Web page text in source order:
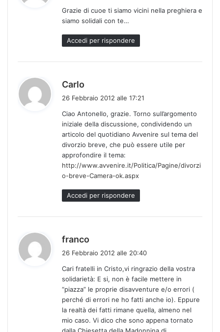
e
t
o
Grazie di cuoe ti siamo vicini nella preghiera e
siamo solidali con te…
Accedi per rispondere
Carlo
e
t
26 Febbraio 2012 alle 17:21
Ciao Antonello, grazie. Torno sull’argomento
iniziale della discussione, condividendo un
articolo del quotidiano Avvenire sul tema del
divorzio breve, che può essere utile per
approfondire il tema:
http://www.avvenire.it/Politica/Pagine/divorzi
o-breve-Camera-ok.aspx
Accedi per rispondere
franco
e
t
t
26 Febbraio 2012 alle 20:40
Cari fratelli in Cristo,vi ringrazio della vostra
solidarietà: E si, non è facile mettere in
“piazza” le proprie disavventure e/o errori (
perché di errori ne ho fatti anche io). Eppure
la realtà dei fatti rimane quella, almeno nel
mio caso. Vi dico che sono appena tornato